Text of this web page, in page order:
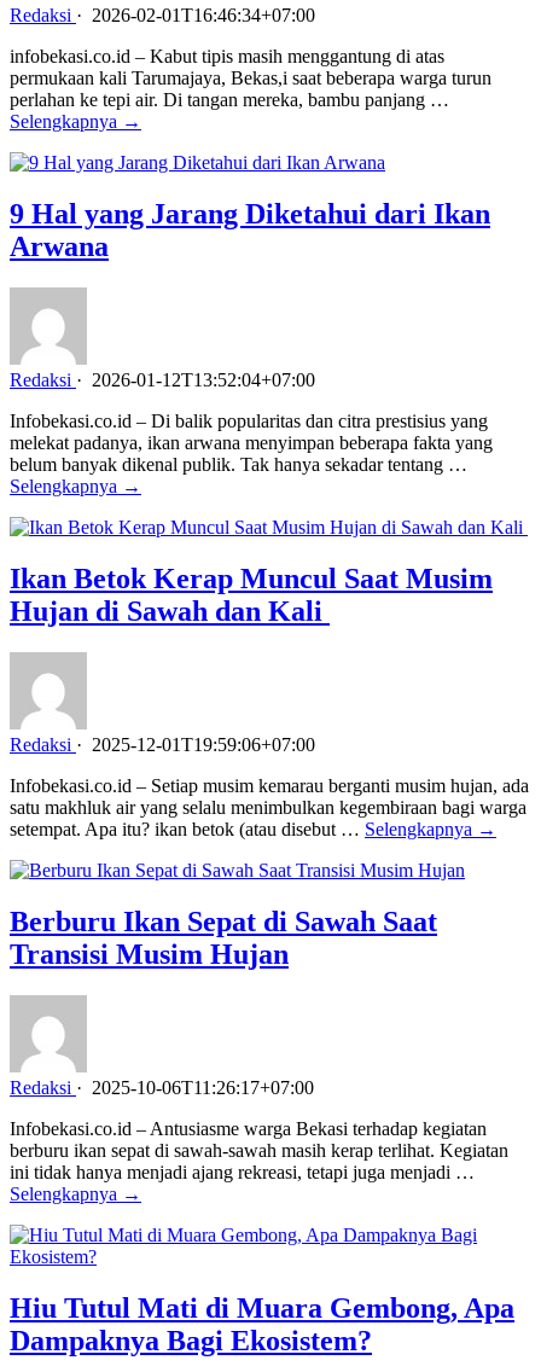
Redaksi · 2026-02-01T16:46:34+07:00
infobekasi.co.id – Kabut tipis masih menggantung di atas
permukaan kali Tarumajaya, Bekas,i saat beberapa warga turun
perlahan ke tepi air. Di tangan mereka, bambu panjang …
Selengkapnya →
9 Hal yang Jarang Diketahui dari Ikan
Arwana
Redaksi · 2026-01-12T13:52:04+07:00
Infobekasi.co.id – Di balik popularitas dan citra prestisius yang
melekat padanya, ikan arwana menyimpan beberapa fakta yang
belum banyak dikenal publik. Tak hanya sekadar tentang …
Selengkapnya →
Ikan Betok Kerap Muncul Saat Musim
Hujan di Sawah dan Kali
Redaksi · 2025-12-01T19:59:06+07:00
Infobekasi.co.id – Setiap musim kemarau berganti musim hujan, ada
satu makhluk air yang selalu menimbulkan kegembiraan bagi warga
setempat. Apa itu? ikan betok (atau disebut … Selengkapnya →
Berburu Ikan Sepat di Sawah Saat
Transisi Musim Hujan
Redaksi · 2025-10-06T11:26:17+07:00
Infobekasi.co.id – Antusiasme warga Bekasi terhadap kegiatan
berburu ikan sepat di sawah-sawah masih kerap terlihat. Kegiatan
ini tidak hanya menjadi ajang rekreasi, tetapi juga menjadi …
Selengkapnya →
Hiu Tutul Mati di Muara Gembong, Apa
Dampaknya Bagi Ekosistem?